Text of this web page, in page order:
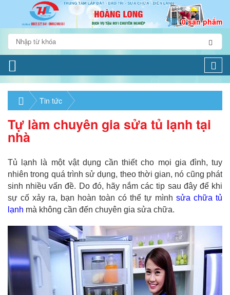
0 sản phẩm
Tin tức
Tự làm chuyên gia sửa tủ lạnh tại
nhà
Tủ lạnh là một vật dụng cần thiết cho mọi gia đình, tuy
nhiên trong quá trình sử dụng, theo thời gian, nó cũng phát
sinh nhiều vấn đề. Do đó, hãy nắm các tip sau đây để khi
sự cố xảy ra, bạn hoàn toàn có thể tự mình sửa chữa tủ
lạnh mà không cần đến chuyên gia sửa chữa.